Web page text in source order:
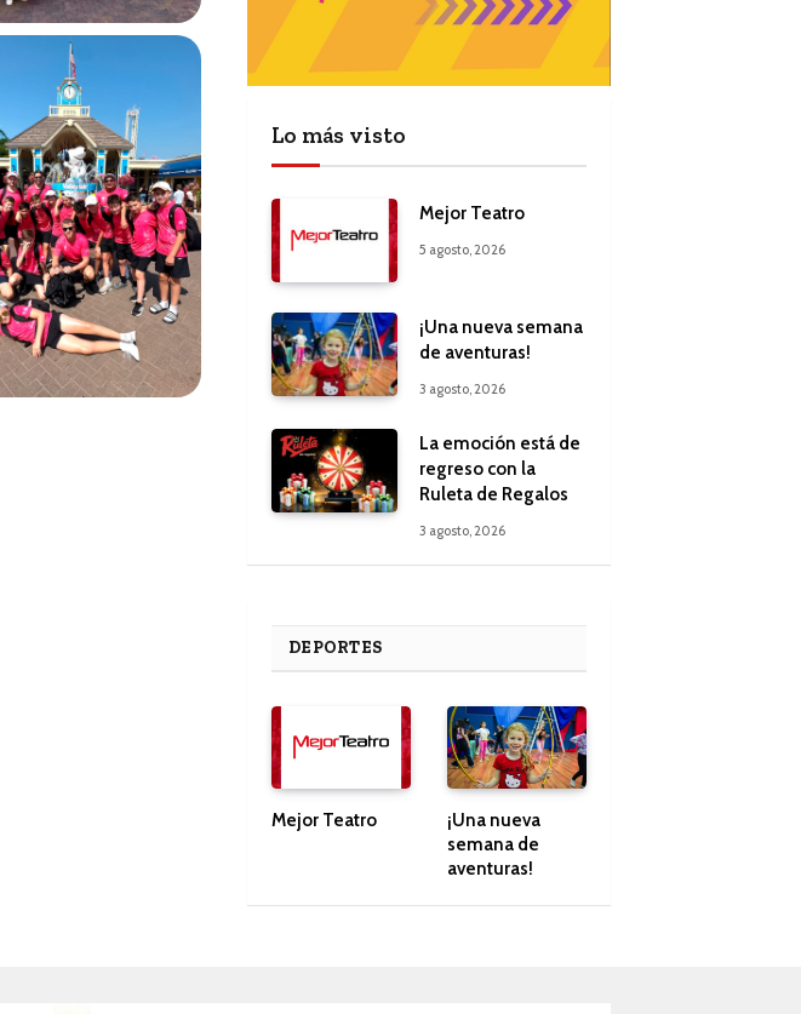
Lo más visto
Mejor Teatro
5 agosto, 2026
¡Una nueva semana
de aventuras!
3 agosto, 2026
La emoción está de
regreso con la
Ruleta de Regalos
3 agosto, 2026
DEPORTES
Mejor Teatro
¡Una nueva
semana de
aventuras!